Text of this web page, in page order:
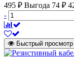
495 ₽ Выгода 74 ₽
-
Быстрый просмотр